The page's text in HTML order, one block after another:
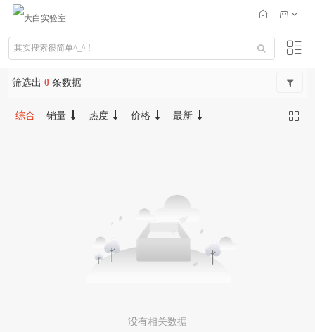
筛选出 0 条数据
综合 销量 热度 价格 最新
没有相关数据